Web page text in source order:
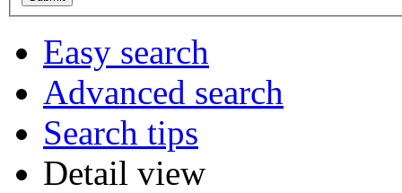
Easy search
Advanced search
Search tips
Detail view